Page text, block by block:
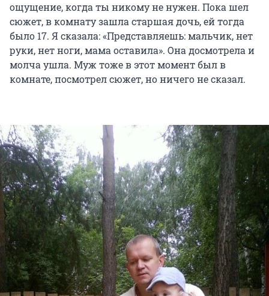
ощущение, когда ты никому не нужен. Пока шел
сюжет, в комнату зашла старшая дочь, ей тогда
было 17. Я сказала: «Представляешь: мальчик, нет
руки, нет ноги, мама оставила». Она досмотрела и
молча ушла. Муж тоже в этот момент был в
комнате, посмотрел сюжет, но ничего не сказал.